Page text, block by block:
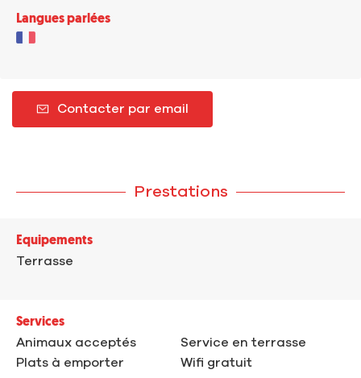
Langues parlées
Contacter par email
Prestations
Equipements
Terrasse
Services
Animaux acceptés
Plats à emporter
Service en terrasse
Wifi gratuit